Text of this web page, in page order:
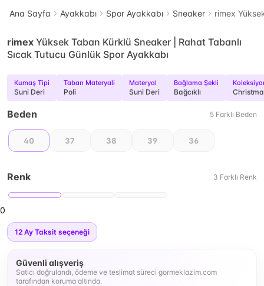
Ana Sayfa Ayakkabı Spor Ayakkabı Sneaker rimex
rimex Yüksek Taban Kürklü Sneaker | Rahat Tabanlı
Sıcak Tutucu Günlük Spor Ayakkabı
Kumaş Tipi
Suni Deri
Taban Materyali
Poli
Materyal
Suni Deri
Bağlama Şekli
Bağcıklı
Beden 5 Farklı Beden
40 37 38 39 36
Renk 3 Farklı Renk
0
12 Ay Taksit seçeneği
Güvenli alışveriş
Satıcı doğrulandı, ödeme ve teslimat süreci gormeklazim.com
tarafından koruma altında.